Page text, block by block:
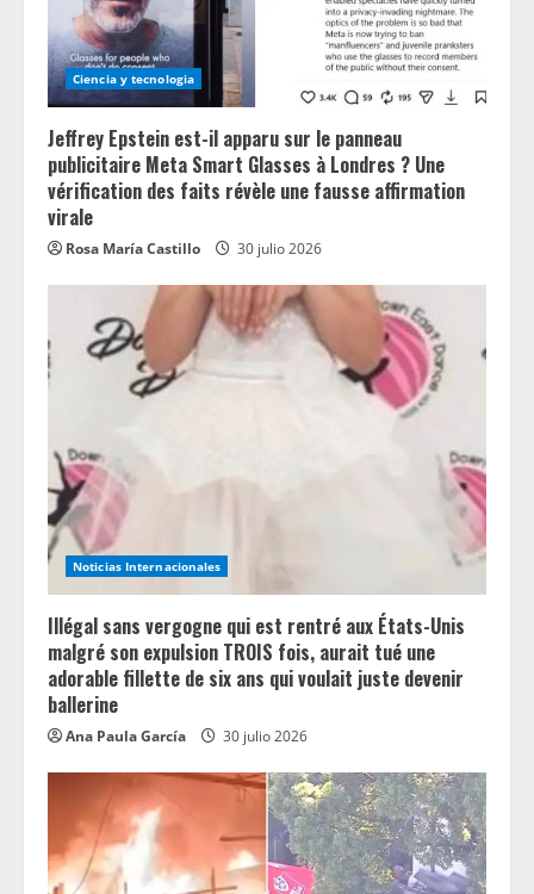
Ciencia y tecnologia
Jeffrey Epstein est-il apparu sur le panneau
publicitaire Meta Smart Glasses à Londres ? Une
vérification des faits révèle une fausse affirmation
virale
Rosa María Castillo 30 julio 2026
Noticias Internacionales
Illégal sans vergogne qui est rentré aux États-Unis
malgré son expulsion TROIS fois, aurait tué une
adorable fillette de six ans qui voulait juste devenir
ballerine
Ana Paula García 30 julio 2026